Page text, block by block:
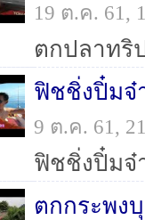
19 ต.ค. 61,
ฟิชชิ่งปิ๋มจ๋
9 ต.ค. 61,
ตกกระพง